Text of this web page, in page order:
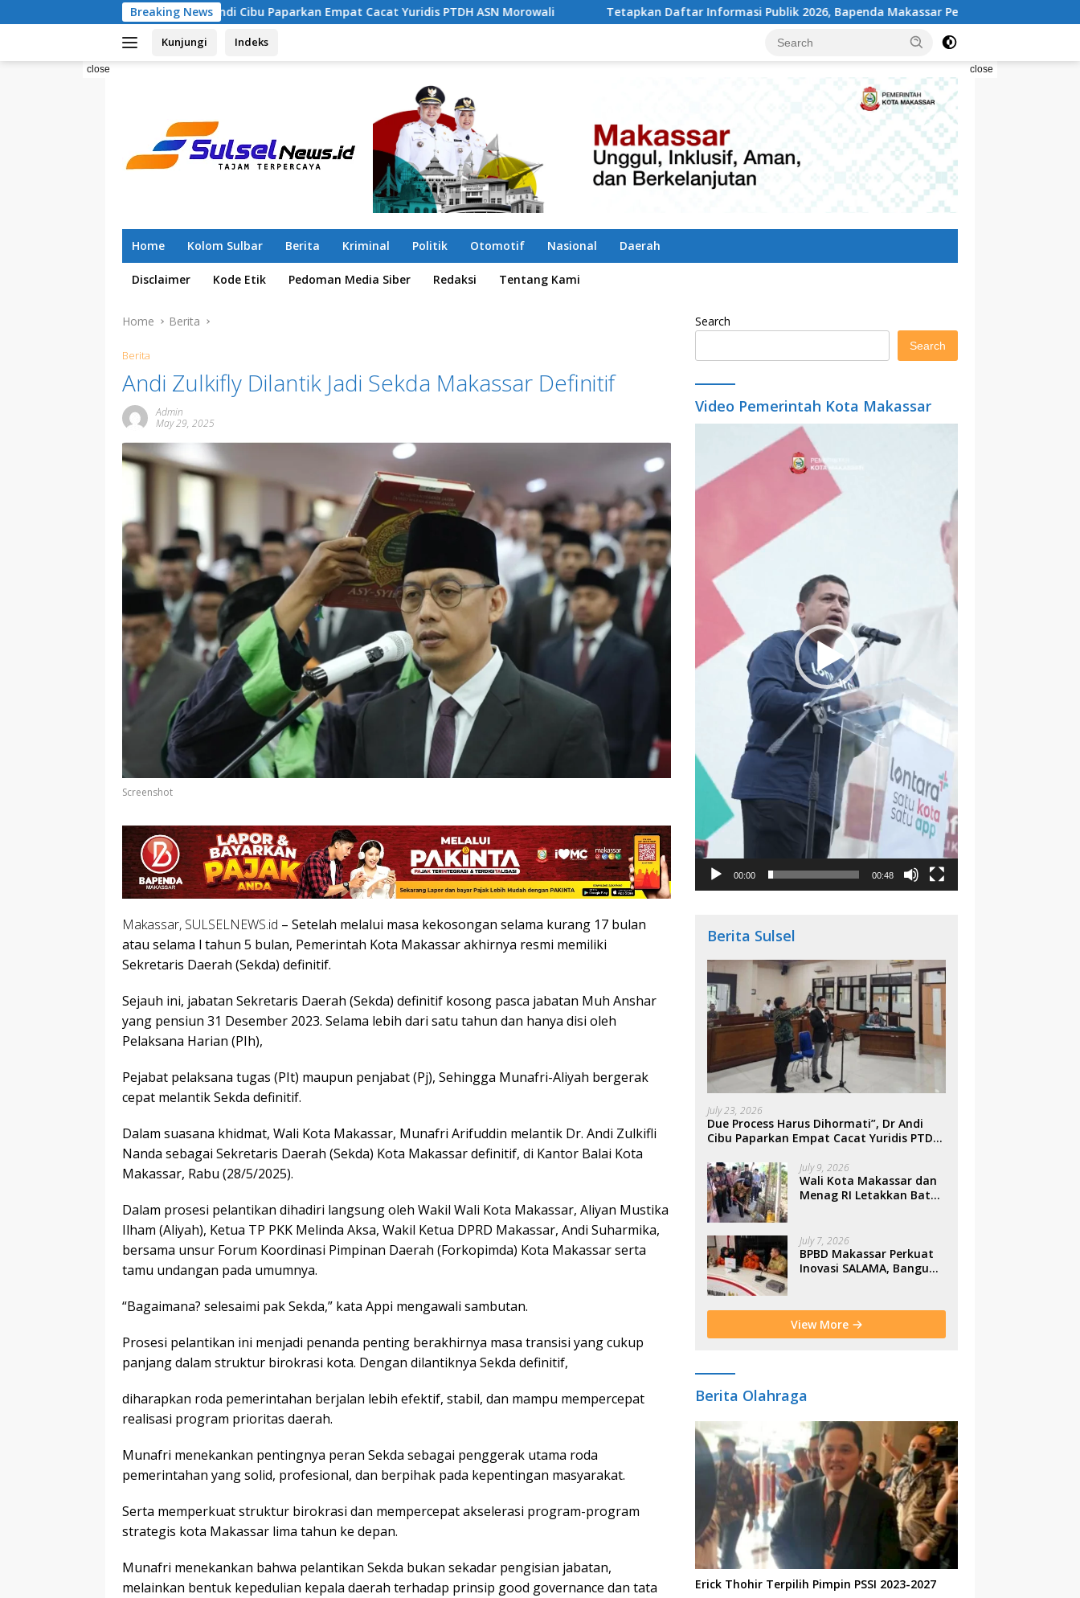
to
Breaking News
Dr Andi Cibu Paparkan Empat Cacat Yuridis PTDH ASN Morowali Tetapkan Daftar Informasi Publik 2026, Bapenda Makassar Perkuat Tata Kelola Keterbukaan Informasi
Kunjungi Indeks
close close
Home Kolom Sulbar Berita Kriminal Politik Otomotif Nasional Daerah
Disclaimer Kode Etik Pedoman Media Siber Redaksi Tentang Kami
Home Berita
Berita
Andi Zulkifly Dilantik Jadi Sekda Makassar Definitif
Admin
May 29, 2025
Screenshot
Makassar, SULSELNEWS.id – Setelah melalui masa kekosongan selama kurang 17 bulan
atau selama l tahun 5 bulan, Pemerintah Kota Makassar akhirnya resmi memiliki
Sekretaris Daerah (Sekda) definitif.
Sejauh ini, jabatan Sekretaris Daerah (Sekda) definitif kosong pasca jabatan Muh Anshar
yang pensiun 31 Desember 2023. Selama lebih dari satu tahun dan hanya disi oleh
Pelaksana Harian (PIh),
Pejabat pelaksana tugas (PIt) maupun penjabat (Pj), Sehingga Munafri-Aliyah bergerak
cepat melantik Sekda definitif.
Dalam suasana khidmat, Wali Kota Makassar, Munafri Arifuddin melantik Dr. Andi Zulkifli
Nanda sebagai Sekretaris Daerah (Sekda) Kota Makassar definitif, di Kantor Balai Kota
Makassar, Rabu (28/5/2025).
Dalam prosesi pelantikan dihadiri langsung oleh Wakil Wali Kota Makassar, Aliyan Mustika
Ilham (Aliyah), Ketua TP PKK Melinda Aksa, Wakil Ketua DPRD Makassar, Andi Suharmika,
bersama unsur Forum Koordinasi Pimpinan Daerah (Forkopimda) Kota Makassar serta
tamu undangan pada umumnya.
“Bagaimana? selesaimi pak Sekda,” kata Appi mengawali sambutan.
Prosesi pelantikan ini menjadi penanda penting berakhirnya masa transisi yang cukup
panjang dalam struktur birokrasi kota. Dengan dilantiknya Sekda definitif,
diharapkan roda pemerintahan berjalan lebih efektif, stabil, dan mampu mempercepat
realisasi program prioritas daerah.
Munafri menekankan pentingnya peran Sekda sebagai penggerak utama roda
pemerintahan yang solid, profesional, dan berpihak pada kepentingan masyarakat.
Serta memperkuat struktur birokrasi dan mempercepat akselerasi program-program
strategis kota Makassar lima tahun ke depan.
Munafri menekankan bahwa pelantikan Sekda bukan sekadar pengisian jabatan,
melainkan bentuk kepedulian kepala daerah terhadap prinsip good governance dan tata
Search
Search
Video Pemerintah Kota Makassar
00:00 00:48
Berita Sulsel
July 23, 2026
Due Process Harus Dihormati”, Dr Andi
Cibu Paparkan Empat Cacat Yuridis PTDH
July 9, 2026
Wali Kota Makassar dan
Menag RI Letakkan Batu
BTP
July 7, 2026
BPBD Makassar Perkuat
Inovasi SALAMA, Bangun
View More
Berita Olahraga
Erick Thohir Terpilih Pimpin PSSI 2023-2027